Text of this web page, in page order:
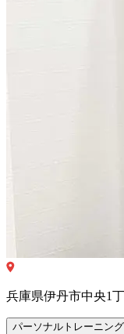
兵庫県伊丹市中央1
パーソナルトレーニング